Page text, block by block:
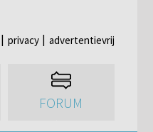
privacy advertentievrij
FORUM